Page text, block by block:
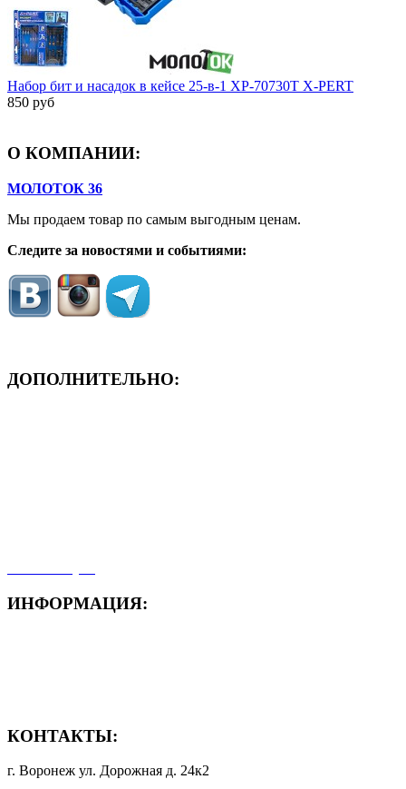
Набор бит и насадок в кейсе 25-в-1 XP-70730T X-PERT
850 руб
О КОМПАНИИ:
МОЛОТОК 36
Мы продаем товар по самым выгодным ценам.
Следите за новостями и событиями:
ДОПОЛНИТЕЛЬНО:
ИНФОРМАЦИЯ:
КОНТАКТЫ:
г. Воронеж ул. Дорожная д. 24к2